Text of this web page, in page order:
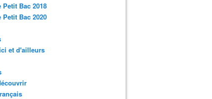
Petit Bac 2018
Petit Bac 2020
et d'ailleurs